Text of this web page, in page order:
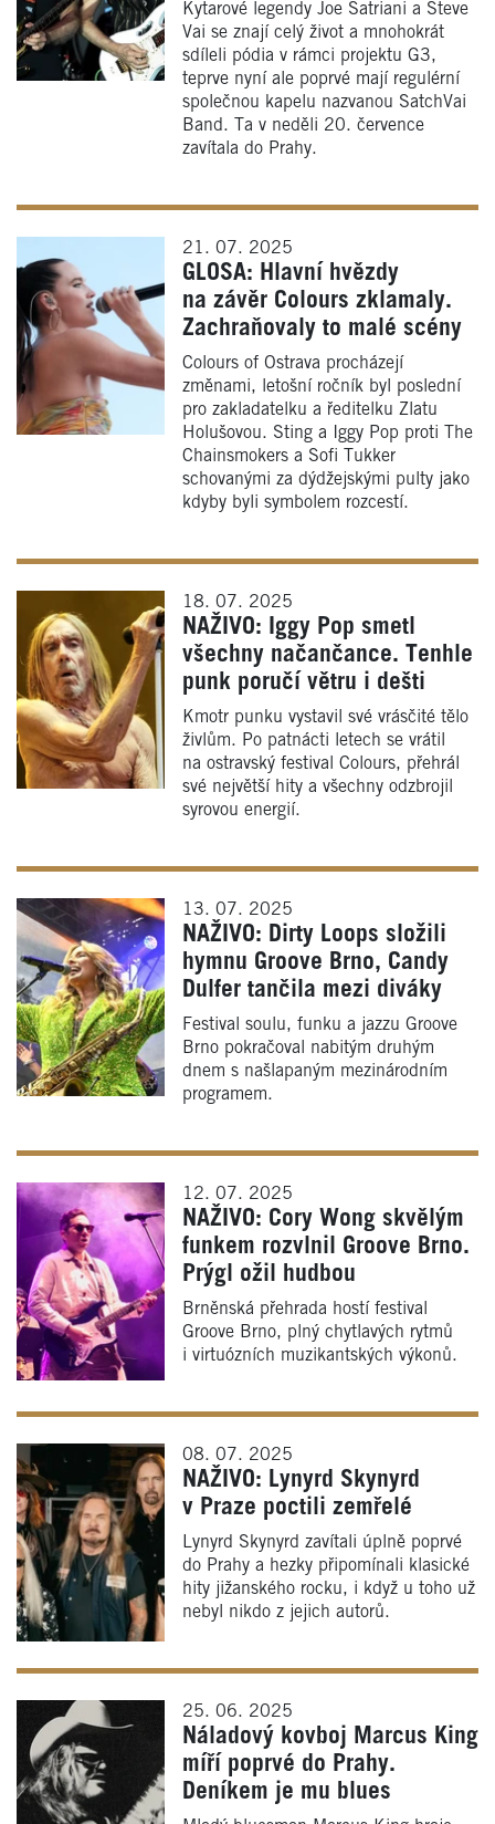
Kytarové legendy Joe Satriani a Steve
Vai se znají celý život a mnohokrát
sdíleli pódia v rámci projektu G3,
teprve nyní ale poprvé mají regulérní
společnou kapelu nazvanou SatchVai
Band. Ta v neděli 20. července
zavítala do Prahy.
21. 07. 2025
GLOSA: Hlavní hvězdy
na závěr Colours zklamaly.
Zachraňovaly to malé scény
Colours of Ostrava procházejí
změnami, letošní ročník byl poslední
pro zakladatelku a ředitelku Zlatu
Holušovou. Sting a Iggy Pop proti The
Chainsmokers a Sofi Tukker
schovanými za dýdžejskými pulty jako
kdyby byli symbolem rozcestí.
18. 07. 2025
NAŽIVO: Iggy Pop smetl
všechny načančance. Tenhle
punk poručí větru i dešti
Kmotr punku vystavil své vrásčité tělo
živlům. Po patnácti letech se vrátil
na ostravský festival Colours, přehrál
své největší hity a všechny odzbrojil
syrovou energií.
13. 07. 2025
NAŽIVO: Dirty Loops složili
hymnu Groove Brno, Candy
Dulfer tančila mezi diváky
Festival soulu, funku a jazzu Groove
Brno pokračoval nabitým druhým
dnem s našlapaným mezinárodním
programem.
12. 07. 2025
NAŽIVO: Cory Wong skvělým
funkem rozvlnil Groove Brno.
Prýgl ožil hudbou
Brněnská přehrada hostí festival
Groove Brno, plný chytlavých rytmů
i virtuózních muzikantských výkonů.
08. 07. 2025
NAŽIVO: Lynyrd Skynyrd
v Praze poctili zemřelé
Lynyrd Skynyrd zavítali úplně poprvé
do Prahy a hezky připomínali klasické
hity jižanského rocku, i když u toho už
nebyl nikdo z jejich autorů.
25. 06. 2025
Náladový kovboj Marcus King
míří poprvé do Prahy.
Deníkem je mu blues